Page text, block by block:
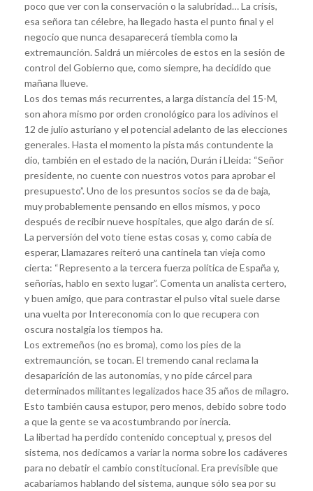
poco que ver con la conservación o la salubridad… La crisis,
esa señora tan célebre, ha llegado hasta el punto final y el
negocio que nunca desaparecerá tiembla como la
extremaunción. Saldrá un miércoles de estos en la sesión de
control del Gobierno que, como siempre, ha decidido que
mañana llueve.
Los dos temas más recurrentes, a larga distancia del 15-M,
son ahora mismo por orden cronológico para los adivinos el
12 de julio asturiano y el potencial adelanto de las elecciones
generales. Hasta el momento la pista más contundente la
dio, también en el estado de la nación, Durán i Lleida: “Señor
presidente, no cuente con nuestros votos para aprobar el
presupuesto”. Uno de los presuntos socios se da de baja,
muy probablemente pensando en ellos mismos, y poco
después de recibir nueve hospitales, que algo darán de sí.
La perversión del voto tiene estas cosas y, como cabía de
esperar, Llamazares reiteró una cantinela tan vieja como
cierta: “Represento a la tercera fuerza política de España y,
señorías, hablo en sexto lugar”. Comenta un analista certero,
y buen amigo, que para contrastar el pulso vital suele darse
una vuelta por Intereconomía con lo que recupera con
oscura nostalgia los tiempos ha.
Los extremeños (no es broma), como los pies de la
extremaunción, se tocan. El tremendo canal reclama la
desaparición de las autonomías, y no pide cárcel para
determinados militantes legalizados hace 35 años de milagro.
Esto también causa estupor, pero menos, debido sobre todo
a que la gente se va acostumbrando por inercia.
La libertad ha perdido contenido conceptual y, presos del
sistema, nos dedicamos a variar la norma sobre los cadáveres
para no debatir el cambio constitucional. Era previsible que
acabaríamos hablando del sistema, aunque sólo sea por su